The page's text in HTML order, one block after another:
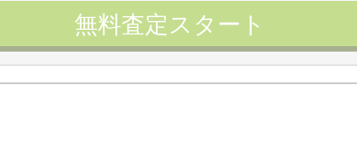
無料査定スタート